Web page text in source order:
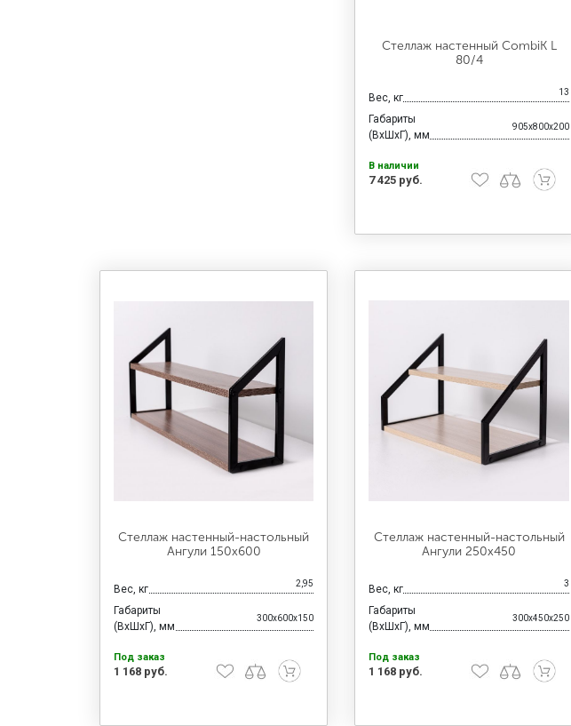
Стеллаж настенный CombiK L
80/4
Вес, кг 13
Габариты
(ВхШхГ), мм
905x800x200
В наличии
7 425 руб.
Стеллаж настенный-настольный
Ангули 150х600
Вес, кг 2,95
Габариты
(ВхШхГ), мм
300x600x150
Под заказ
1 168 руб.
Стеллаж настенный-настольный
Ангули 250х450
Вес, кг 3
Габариты
(ВхШхГ), мм
300x450x250
Под заказ
1 168 руб.